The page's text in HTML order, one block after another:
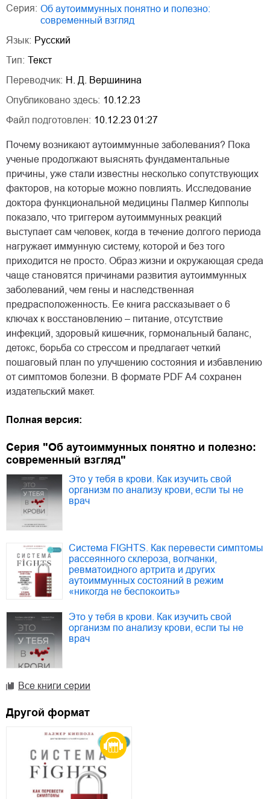
Серия: Об аутоиммунных понятно и полезно:
современный взгляд
Язык: Русский
Тип: Текст
Переводчик: Н. Д. Вершинина
Опубликовано здесь: 10.12.23
Файл подготовлен: 10.12.23 01:27
Почему возникают аутоиммунные заболевания? Пока
ученые продолжают выяснять фундаментальные
причины, уже стали известны несколько сопутствующих
факторов, на которые можно повлиять. Исследование
доктора функциональной медицины Палмер Кипполы
показало, что триггером аутоиммунных реакций
выступает сам человек, когда в течение долгого периода
нагружает иммунную систему, которой и без того
приходится не просто. Образ жизни и окружающая среда
чаще становятся причинами развития аутоиммунных
заболеваний, чем гены и наследственная
предрасположенность. Ее книга рассказывает о 6
ключах к восстановлению – питание, отсутствие
инфекций, здоровый кишечник, гормональный баланс,
детокс, борьба со стрессом и предлагает четкий
пошаговый план по улучшению состояния и избавлению
от симптомов болезни. В формате PDF A4 сохранен
издательский макет.
Полная версия:
Серия "Об аутоиммунных понятно и полезно:
современный взгляд"
Это у тебя в крови. Как изучить свой
организм по анализу крови, если ты не
врач
Система FIGHTS. Как перевести симптомы
рассеянного склероза, волчанки,
ревматоидного артрита и других
аутоиммунных состояний в режим
«никогда не беспокоить»
Это у тебя в крови. Как изучить свой
организм по анализу крови, если ты не
врач
Все книги серии
Другой формат